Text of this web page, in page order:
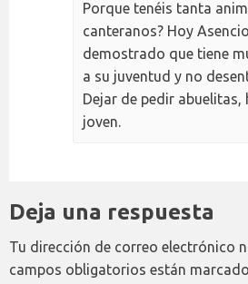
Porque tenéis tanta
canteranos? Hoy
demostrado que tiene
a su juventud y no
Dejar de pedir abuelitas,
joven.
Deja una respuesta
Tu dirección de correo electrónico
campos obligatorios están